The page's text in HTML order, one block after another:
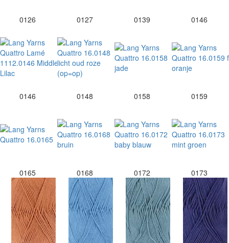
0126 0127 0139 0146
0146 0148 0158 0159
0165 0168 0172 0173